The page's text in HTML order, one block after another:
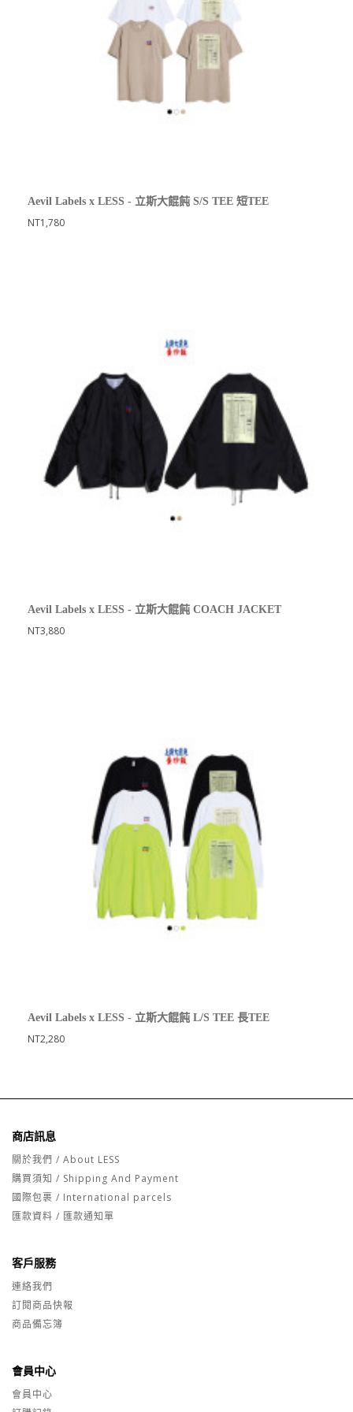
Aevil Labels x LESS - 立斯大餛飩 S/S TEE 短TEE
NT1,780
Aevil Labels x LESS - 立斯大餛飩 COACH JACKET
NT3,880
Aevil Labels x LESS - 立斯大餛飩 L/S TEE 長TEE
NT2,280
商店訊息
關於我們 / About LESS
購買須知 / Shipping And Payment
國際包裹 / International parcels
匯款資料 / 匯款通知單
客戶服務
連絡我們
訂閱商品快報
商品備忘簿
會員中心
會員中心